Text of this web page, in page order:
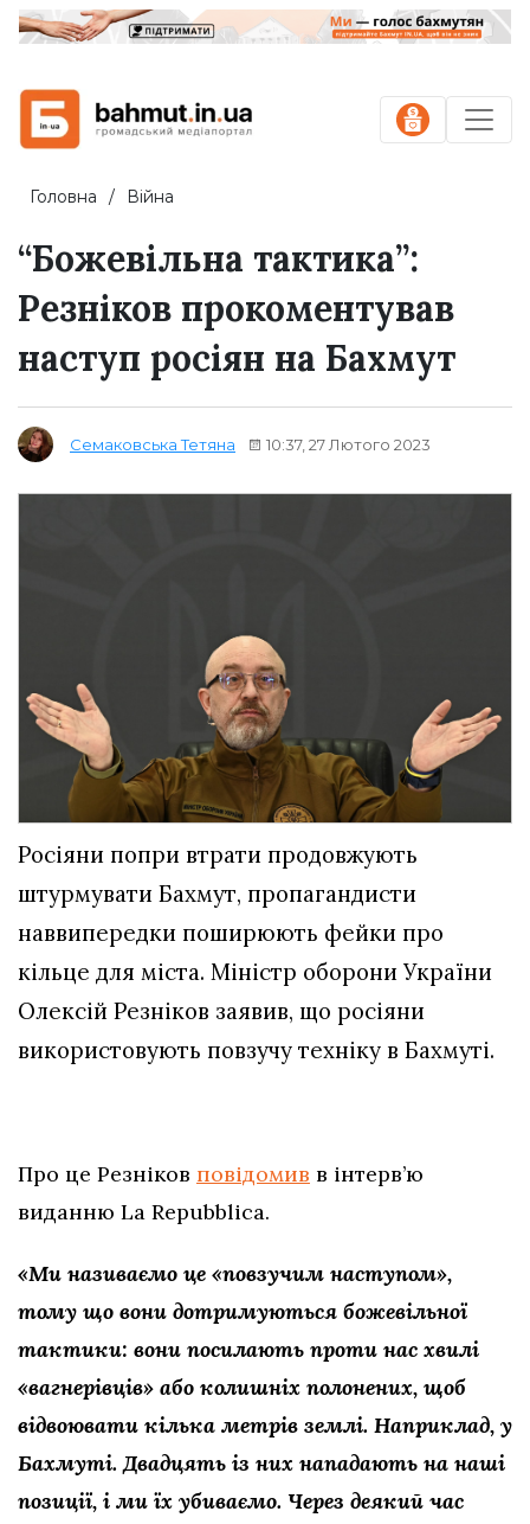
Головна Війна
“Божевільна тактика”:
Резніков прокоментував
наступ росіян на Бахмут
Семаковська Тетяна 10:37, 27 Лютого 2023
Росіяни попри втрати продовжують
штурмувати Бахмут, пропагандисти
наввипередки поширюють фейки про
кільце для міста. Міністр оборони України
Олексій Резніков заявив, що росіяни
використовують повзучу техніку в Бахмуті.
Про це Резніков повідомив в інтерв’ю
виданню La Repubblica.
«Ми називаємо це «повзучим наступом»,
тому що вони дотримуються божевільної
тактики: вони посилають проти нас хвилі
«вагнерівців» або колишніх полонених, щоб
відвоювати кілька метрів землі. Наприклад, у
Бахмуті. Двадцять із них нападають на наші
позиції, і ми їх убиваємо. Через деякий час